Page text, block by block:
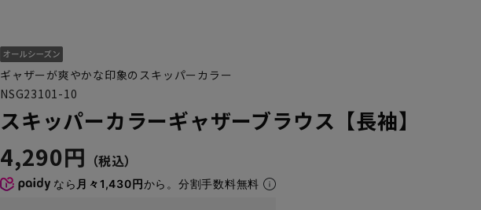
ギャザーが爽やかな印象のスキッパーカラー
NSG23101-10
スキッパーカラーギャザーブラウス【長袖】
4,290円
なら 月々1,430円から。分割手数料無料